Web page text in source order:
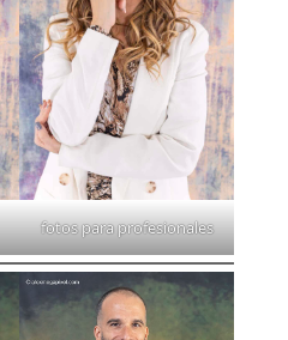
fotos para profesionales